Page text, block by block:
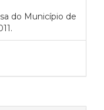
do Município de